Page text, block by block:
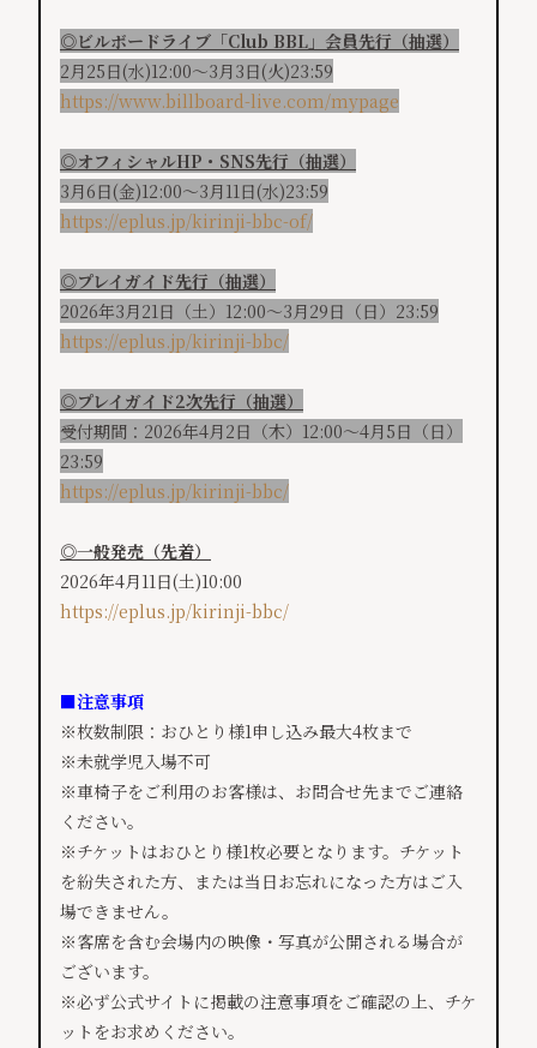
◎ビルボードライブ「Club BBL」会員先行（抽選）
2月25日(水)12:00～3月3日(火)23:59
https://www.billboard-live.com/mypage
◎オフィシャルHP・SNS先行（抽選）
3月6日(金)12:00～3月11日(水)23:59
https://eplus.jp/kirinji-bbc-of/
◎プレイガイド先行（抽選）
2026年3月21日（土）12:00～3月29日（日）23:59
https://eplus.jp/kirinji-bbc/
◎プレイガイド2次先行（抽選）
受付期間：2026年4月2日（木）12:00～4月5日（日）
23:59
https://eplus.jp/kirinji-bbc/
◎一般発売（先着）
2026年4月11日(土)10:00
https://eplus.jp/kirinji-bbc/
■注意事項
※枚数制限：おひとり様1申し込み最大4枚まで
※未就学児入場不可
※車椅子をご利用のお客様は、お問合せ先までご連絡
ください。
※チケットはおひとり様1枚必要となります。チケット
を紛失された方、または当日お忘れになった方はご入
場できません。
※客席を含む会場内の映像・写真が公開される場合が
ございます。
※必ず公式サイトに掲載の注意事項をご確認の上、チケ
ットをお求めください。